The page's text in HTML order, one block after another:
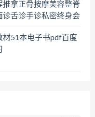
推拿正骨按摩美容整脊
诊舌诊手诊私密终身会
材51本电子书pdf百度